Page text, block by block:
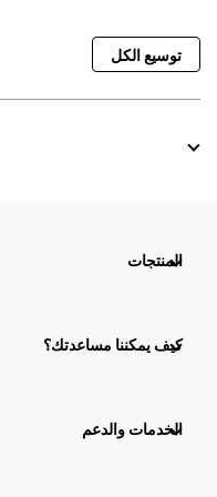
توسيع الكل
المنتجات
كيف يمكننا مساعدتك؟
الخدمات والدعم